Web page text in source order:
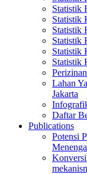
Statistik
Statistik
Statistik
Statistik
Statistik
Statistik
Lahan
Jakarta
Daftar
Publications
Potensi